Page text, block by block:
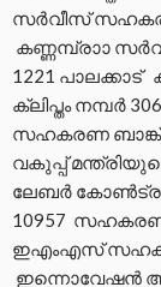
സര്‍വീസ് സഹകരണ
കണ്ണമ്പ്രാാ
1221
ക്ലിപ്തം നമ്പര്‍
സഹകരണ ബാങ്ക്
വകുപ്പ്
ലേബര്‍
10957
ഇഎംഎസ്
ഇന്നൊവേഷന്‍